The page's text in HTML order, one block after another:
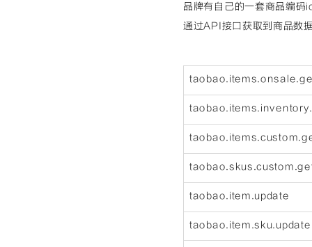
品牌有自己的一套商品编码
通过API接口获取到商品数
taobao.item.update
taobao.item.sku.update